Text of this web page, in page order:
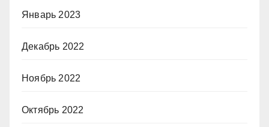
Январь 2023
Декабрь 2022
Ноябрь 2022
Октябрь 2022